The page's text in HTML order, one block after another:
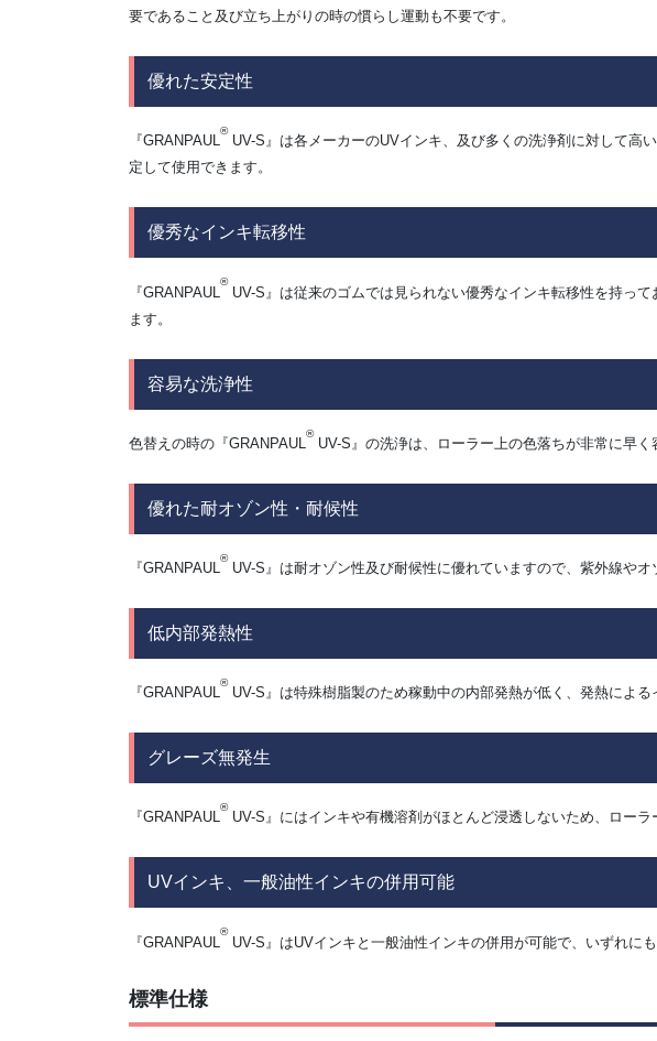
要であること及び立ち上がりの時の慣らし運動も不要です。
優れた安定性
『GRANPAUL
®
UV-S』は各メーカーのUVインキ、及び多くの洗浄剤に対して高
定して使用できます。
優秀なインキ転移性
『GRANPAUL
®
UV-S』は従来のゴムでは見られない優秀なインキ転移性を持っ
ます。
容易な洗浄性
色替えの時の『GRANPAUL
®
UV-S』の洗浄は、ローラー上の色落ちが非常に早
優れた耐オゾン性・耐候性
『GRANPAUL
®
UV-S』は耐オゾン性及び耐候性に優れていますので、紫外線やオ
低内部発熱性
『GRANPAUL
®
UV-S』は特殊樹脂製のため稼動中の内部発熱が低く、発熱による
グレーズ無発生
『GRANPAUL
®
UV-S』にはインキや有機溶剤がほとんど浸透しないため、ローラ
UVインキ、一般油性インキの併用可能
『GRANPAUL
®
UV-S』はUVインキと一般油性インキの併用が可能で、いずれに
標準仕様